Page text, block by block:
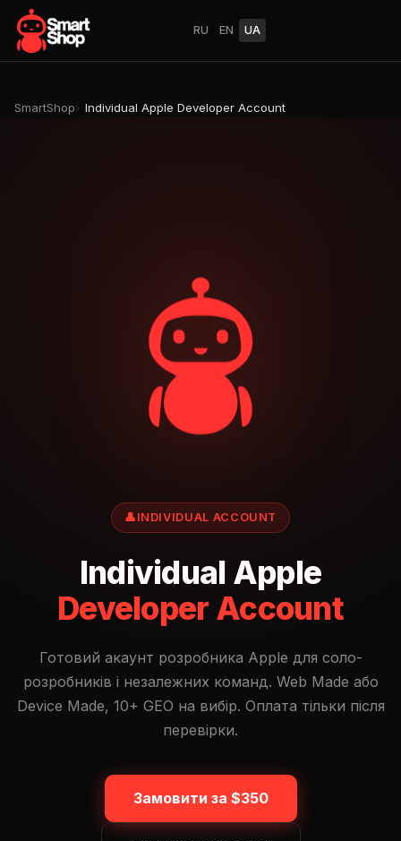
RU EN UA
SmartShop Individual Apple Developer Account
👤 INDIVIDUAL ACCOUNT
Individual Apple
Developer Account
Готовий акаунт розробника Apple для соло-
розробників і незалежних команд. Web Made або
Device Made, 10+ GEO на вибір. Оплата тільки після
перевірки.
Замовити за $350